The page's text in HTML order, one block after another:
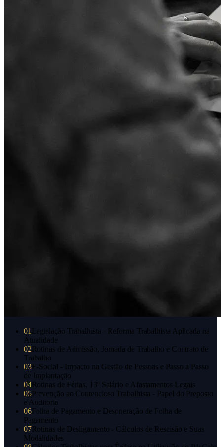
01 Legislação Trabalhista - Reforma Trabalhista Aplicada na
Atualidade
02Rotinas de Admissão, Jornada de Trabalho e Contrato de
Trabalho
03E-Social - Impacto na Gestão de Pessoas e Passo a Passo
de Implantação
04Rotinas de Férias, 13º Salário e Afastamentos Legais
05Prevenção ao Contencioso Trabalhista - Papel do Preposto
e Auditoria
06Folha de Pagamento e Desoneração de Folha de
Pagamento
07Rotinas de Desligamento - Cálculos de Rescisão e Suas
Modalidades